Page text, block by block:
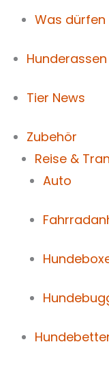
Was dürfen
Hunderassen
Tier News
Zubehör
Reise &
Auto